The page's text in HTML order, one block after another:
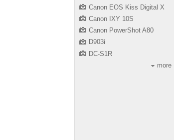
Canon EOS Kiss Digital X
Canon IXY 10S
Canon PowerShot A80
D903i
DC-S1R
more